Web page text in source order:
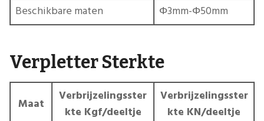
Beschikbare maten
Φ3mm-Φ50mm
Verpletter Sterkte
Maat
Verbrijzelingsster
kte Kgf/deeltje
Verbrijzelingsster
kte KN/deeltje